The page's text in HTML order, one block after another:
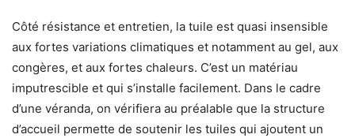
Côté résistance et entretien​, la tuile est quasi insensible
aux fortes variations climatiques et notamment au gel, aux
congères, et aux fortes chaleurs. C’est un matériau
imputrescible et qui s’installe facilement. Dans le cadre
d’une véranda, on vérifiera au préalable que la structure
d’accueil permette de soutenir les tuiles qui ajoutent un